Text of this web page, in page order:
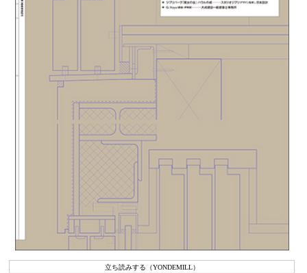
立ち読みする（YONDEMILL）